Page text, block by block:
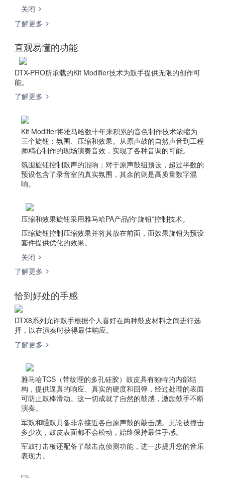
关闭
了解更多
直观易懂的功能
DTX-PRO所承载的Kit Modifier技术为鼓手提供无限的创作可
能。
了解更多
Kit Modifier将雅马哈数十年来积累的音色制作技术浓缩为
三个旋钮：氛围、压缩和效果。从原声鼓的自然声音到工程
师精心制作的现场演奏音效，实现了各种音调的可能。
氛围旋钮控制鼓声的混响；对于原声鼓组预设，超过半数的
预设包含了录音室的真实氛围，其余的则是高质量数字混
响。
压缩和效果旋钮采用雅马哈PA产品的“旋钮”控制技术。
压缩旋钮控制压缩效果并将其放在前面，而效果旋钮为预设
套件提供优化的效果。
关闭
了解更多
恰到好处的手感
DTX8系列允许鼓手根据个人喜好在两种鼓皮材料之间进行选
择，以在演奏时获得最佳响应。
了解更多
雅马哈TCS（带纹理的多孔硅胶）鼓皮具有独特的内部结
构，提供逼真的响应、真实的硬度和回弹，经过处理的表面
可防止鼓棒滑动。这一切成就了自然的鼓感，激励鼓手不断
演奏。
军鼓和嗵鼓具备非常接近各自原声鼓的敲击感。无论被撞击
多少次，鼓皮表面都不会松动，始终保持最佳手感。
军鼓打击板还配备了敲击点侦测功能，进一步提升您的音乐
表现力。